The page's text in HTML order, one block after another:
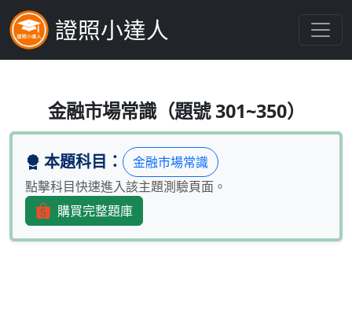
證照小達人
下列何者非屬我國核准設立之純
金融市場常識（題號 301~350）
本題科目：
金融市場常識
點擊科目快速進入該主題測驗頁面。
購買完整題庫